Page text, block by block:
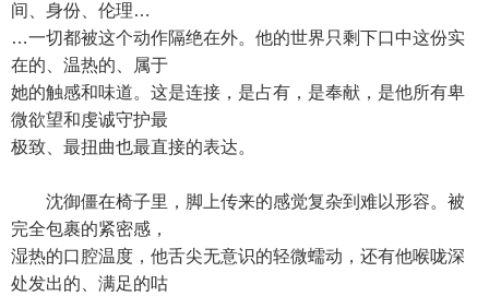
间、身份、伦理…
…一切都被这个动作隔绝在外。他的世界只剩下口中这份实
在的、温热的、属于
她的触感和味道。这是连接，是占有，是奉献，是他所有卑
微欲望和虔诚守护最
极致、最扭曲也最直接的表达。
沈御僵在椅子里，脚上传来的感觉复杂到难以形容。被
完全包裹的紧密感，
湿热的口腔温度，他舌尖无意识的轻微蠕动，还有他喉咙深
处发出的、满足的咕